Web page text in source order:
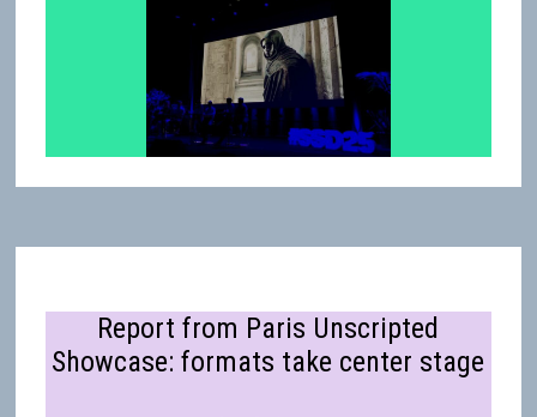
Report from Paris Unscripted
Showcase: formats take center stage